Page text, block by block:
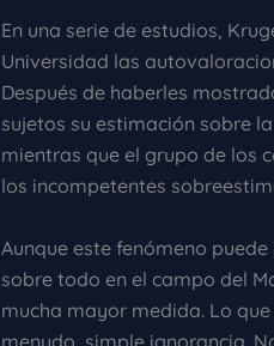
En una serie de estudios,
Universidad las
Después de haberles
sujetos su estimación sobre
mientras que el grupo de los
los incompetentes
Aunque este fenómeno
sobre todo en el campo del
mucha mayor medida. Lo
menudo, simple ignorancia.